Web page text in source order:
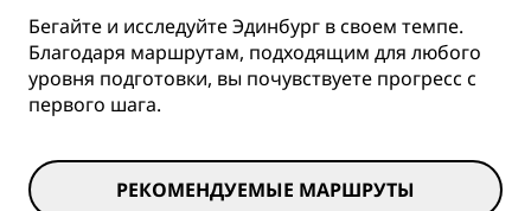
Бегайте и исследуйте Эдинбург в своем темпе.
Благодаря маршрутам, подходящим для любого
уровня подготовки, вы почувствуете прогресс с
первого шага.
РЕКОМЕНДУЕМЫЕ МАРШРУТЫ